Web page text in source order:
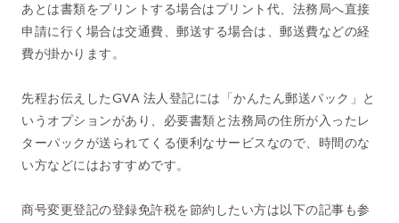
あとは書類をプリントする場合はプリント代、法務局へ直接
申請に行く場合は交通費、郵送する場合は、郵送費などの経
費が掛かります。
先程お伝えしたGVA 法人登記には「かんたん郵送パック」と
いうオプションがあり、必要書類と法務局の住所が入ったレ
ターパックが送られてくる便利なサービスなので、時間のな
い方などにはおすすめです。
商号変更登記の登録免許税を節約したい方は以下の記事も参